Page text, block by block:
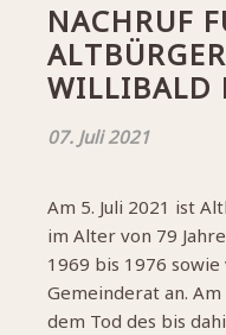
NACHRUF
WILLIBALD
07. Juli 2021
Am 5. Juli 2021 ist
im Alter von 79
1969 bis 1976
Gemeinderat an.
dem Tod des bis